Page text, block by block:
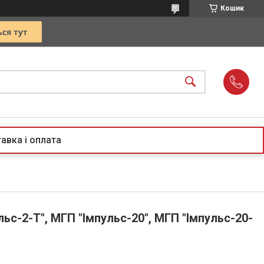
Кошик
і оплата
2-Т", МГП "Імпульс-20", МГП "Імпульс-20-